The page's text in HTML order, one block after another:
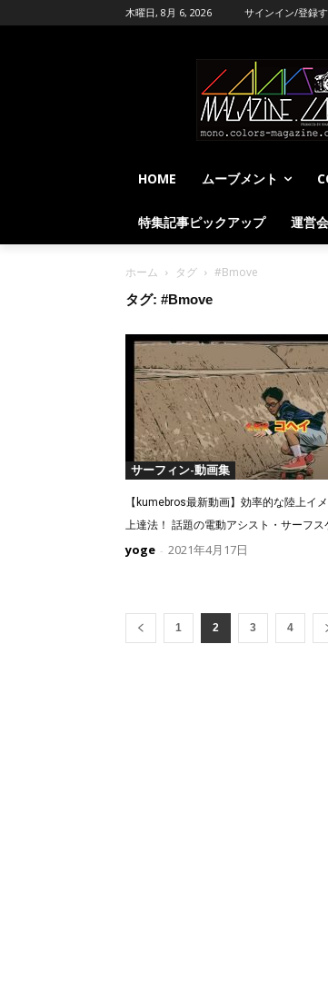
木曜日, 8月 6, 2026 サインイン/登録
HOME ムーブメント
特集記事ピックアップ 運営
ホーム タグ
#Bmove
タグ: #Bmove
サーフィン-動画集
【kumebros最新動画】効率的な陸上イ
上達法！ 話題の電動アシスト・サーフス
yoge - 2021年4月17日
1 2 3 4